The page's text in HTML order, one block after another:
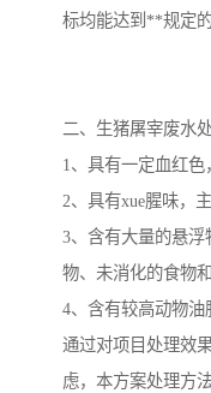
标均能达到**规定
二、生猪屠宰废水
1、具有一定血红色
2、具有xue腥味，
3、含有大量的悬
物、未消化的食物
4、含有较高动物油
通过对项目处理效
虑，本方案处理方